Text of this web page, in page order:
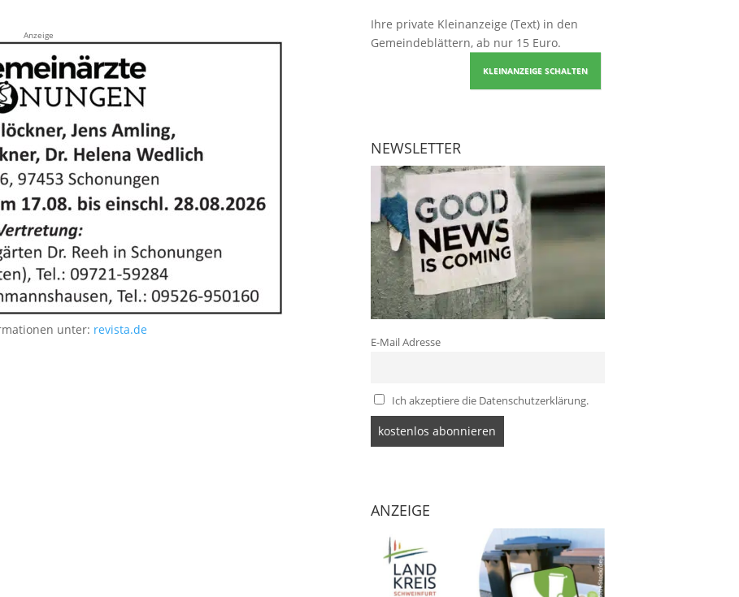
Anzeige
unter: revista.de
Ihre private Kleinanzeige (Text) in den
Gemeindeblättern, ab nur 15 Euro.
KLEINANZEIGE SCHALTEN
NEWSLETTER
E-Mail Adresse
Ich akzeptiere die Datenschutzerklärung.
ANZEIGE